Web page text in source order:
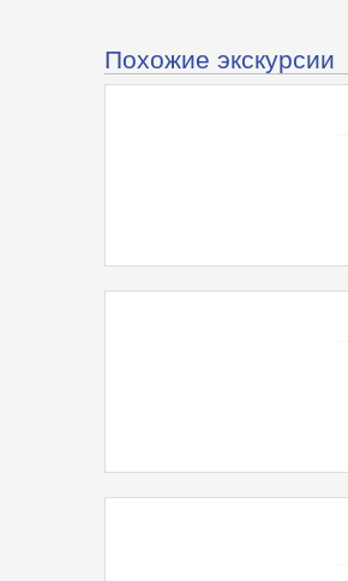
Похожие экскурсии